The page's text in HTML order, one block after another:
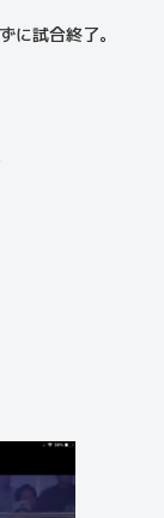
に試合終了。